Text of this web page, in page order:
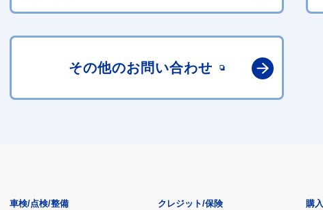
その他のお問い合わせ
車検/点検/整備 クレジット/保険 購